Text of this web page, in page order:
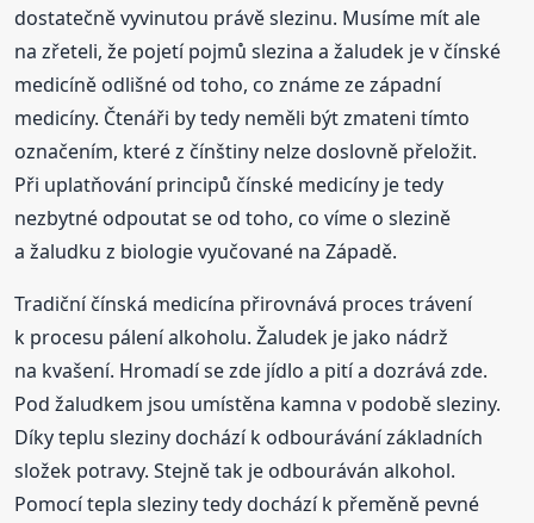
dostatečně vyvinutou právě slezinu. Musíme mít ale
na zřeteli, že pojetí pojmů slezina a žaludek je v čínské
medicíně odlišné od toho, co známe ze západní
medicíny. Čtenáři by tedy neměli být zmateni tímto
označením, které z čínštiny nelze doslovně přeložit.
Při uplatňování principů čínské medicíny je tedy
nezbytné odpoutat se od toho, co víme o slezině
a žaludku z biologie vyučované na Západě.
Tradiční čínská medicína přirovnává proces trávení
k procesu pálení alkoholu. Žaludek je jako nádrž
na kvašení. Hromadí se zde jídlo a pití a dozrává zde.
Pod žaludkem jsou umístěna kamna v podobě sleziny.
Díky teplu sleziny dochází k odbourávání základních
složek potravy. Stejně tak je odbouráván alkohol.
Pomocí tepla sleziny tedy dochází k přeměně pevné